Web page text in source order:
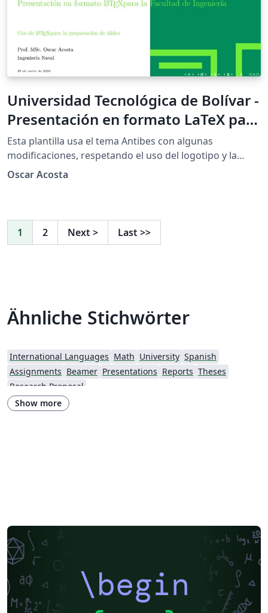
Universidad Tecnológica de Bolívar -
Presentación en formato LaTeX para
la Facultad de Ingeniería - Verde
Complementario
Esta plantilla usa el tema Antibes con algunas
modificaciones, respetando el uso del logotipo y la
paleta de colores de la Universidad Tecnológica de
estudiantes y docentes de la Facultad de Ingeniería de
la UTB. Se publica bajo licencia Creative Commons.
Oscar Acosta
1 2 Next > Last >>
Ähnliche Stichwörter
International Languages Math University Spanish
Assignments Beamer Presentations Reports Theses
Research Proposal
Show more
\begin